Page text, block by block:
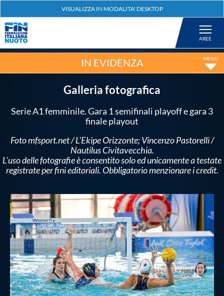
Nuoto
Pallanuoto
Tuffi
Artistico
Salvamento
Master
Formazione
IN EVIDENZA
Galleria fotografica
Serie A1 femminile. Gara 1 semifinali playoff e gara 3
finale playout
Foto mfsport.net / L'Ekipe Orizzonte; Vincenzo Pastorelli /
Nautilus Civitavecchia.
L'uso delle fotografie è consentito solo ed unicamente a testate
registrate per fini editoriali. Obbligatorio menzionare i credit.